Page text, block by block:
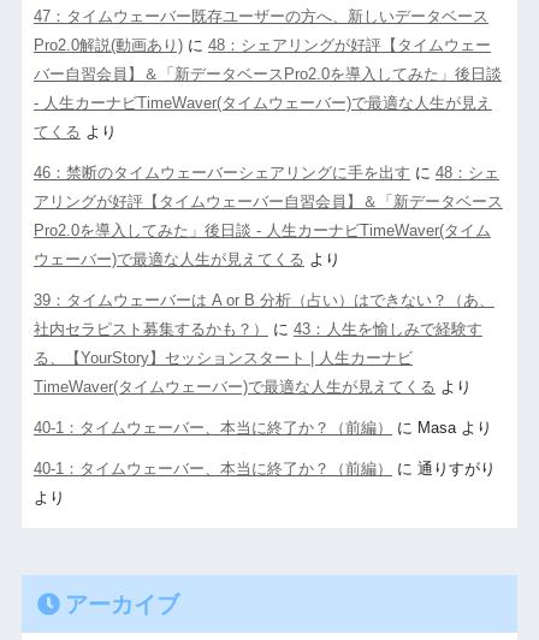
47：タイムウェーバー既存ユーザーの方へ、新しいデータベース
Pro2.0解説(動画あり)に 48：シェアリングが好評【タイムウェー
バー自習会員】＆「新データベースPro2.0を導入してみた」後日談
- 人生カーナビTimeWaver(タイムウェーバー)で最適な人生が見え
てくる より
46：禁断のタイムウェーバーシェアリングに手を出す に 48：シェ
アリングが好評【タイムウェーバー自習会員】＆「新データベース
Pro2.0を導入してみた」後日談 - 人生カーナビTimeWaver(タイム
ウェーバー)で最適な人生が見えてくる より
39：タイムウェーバーは A or B 分析（占い）はできない？（あ、
社内セラピスト募集するかも？）
に 43：人生を愉しみで経験す
る、【YourStory】セッションスタート | 人生カーナビ
TimeWaver(タイムウェーバー)で最適な人生が見えてくる より
40-1：タイムウェーバー、本当に終了か？（前編） に Masaより
40-1：タイムウェーバー、本当に終了か？（前編） に 通りすがり
より
アーカイブ